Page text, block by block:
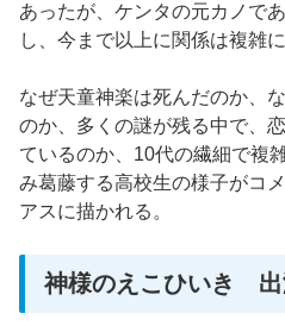
あったが、ケンタの元カノで
し、今まで以上に関係は複雑
なぜ天童神楽は死んだのか、
のか、多くの謎が残る中で、
ているのか、10代の繊細で複
み葛藤する高校生の様子がコ
アスに描かれる。
神様のえこひいき 出